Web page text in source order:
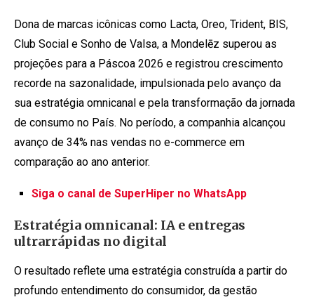
Dona de marcas icônicas como Lacta, Oreo, Trident, BIS,
Club Social e Sonho de Valsa, a Mondelēz superou as
projeções para a Páscoa 2026 e registrou crescimento
recorde na sazonalidade, impulsionada pelo avanço da
sua estratégia omnicanal e pela transformação da jornada
de consumo no País. No período, a companhia alcançou
avanço de 34% nas vendas no e-commerce em
comparação ao ano anterior.
Siga o canal de SuperHiper no WhatsApp
Estratégia omnicanal: IA e entregas
ultrarrápidas no digital
O resultado reflete uma estratégia construída a partir do
profundo entendimento do consumidor, da gestão